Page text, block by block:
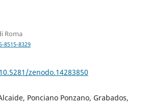
Roma
8515-8329
zenodo.14283850
Ponciano Ponzano, Grabados,